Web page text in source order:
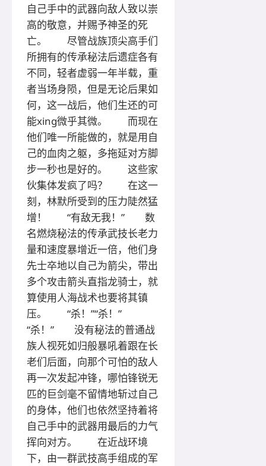
自己手中的武器向敌人致以崇
高的敬意，并赐予神圣的死
亡。 尽管战族顶尖高手们
所拥有的传承秘法后遗症各有
不同，轻者虚弱一年半载，重
者当场身陨，但是无论后果如
何，这一战后，他们生还的可
能xing微乎其微。 而现在
他们唯一所能做的，就是用自
己的血肉之躯，多拖延对方脚
步一秒也是好的。 这些家
伙集体发疯了吗？ 在这一
刻，林默所受到的压力陡然猛
增！ “有敌无我！” 数
名燃烧秘法的传承武技长老力
量和速度暴增近一倍，他们身
先士卒地以自己为箭尖，带出
多个攻击箭头直指龙骑士，就
算使用人海战术也要将其镇
压。 “杀！”“杀！”
“杀！” 没有秘法的普通战
族人视死如归般暴吼着跟在长
老们后面，向那个可怕的敌人
再一次发起冲锋，哪怕锋锐无
匹的巨剑毫不留情地斩过自己
的身体，他们也依然坚持着将
自己手中的武器用最后的力气
挥向对方。 在近战环境
下，由一群武技高手组成的军